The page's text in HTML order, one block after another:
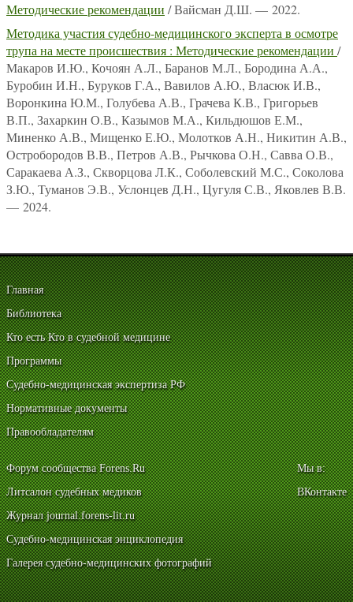
Методические рекомендации / Вайсман Д.Ш. — 2022.
Методика участия судебно-медицинского эксперта в осмотре
трупа на месте происшествия : Методические рекомендации /
Макаров И.Ю., Кочоян А.Л., Баранов М.Л., Бородина А.А.,
Буробин И.Н., Буруков Г.А., Вавилов А.Ю., Власюк И.В.,
Воронкина Ю.М., Голубева А.В., Грачева К.В., Григорьев
В.П., Захаркин О.В., Казымов М.А., Кильдюшов Е.М.,
Миненко А.В., Мищенко Е.Ю., Молотков А.Н., Никитин А.В.,
Остробородов В.В., Петров А.В., Рычкова О.Н., Савва О.В.,
Саракаева А.З., Скворцова Л.К., Соболевский М.С., Соколова
З.Ю., Туманов Э.В., Услонцев Д.Н., Цугуля С.В., Яковлев В.В.
— 2024.
Главная
Библиотека
Кто есть Кто в судебной медицине
Программы
Судебно-медицинская экспертиза РФ
Нормативные документы
Правообладателям
Форум сообщества Forens.Ru
Литсалон судебных медиков
Журнал journal.forens-lit.ru
Судебно-медицинская энциклопедия
Галерея судебно-медицинских фотографий
Мы в:
ВКонтакте